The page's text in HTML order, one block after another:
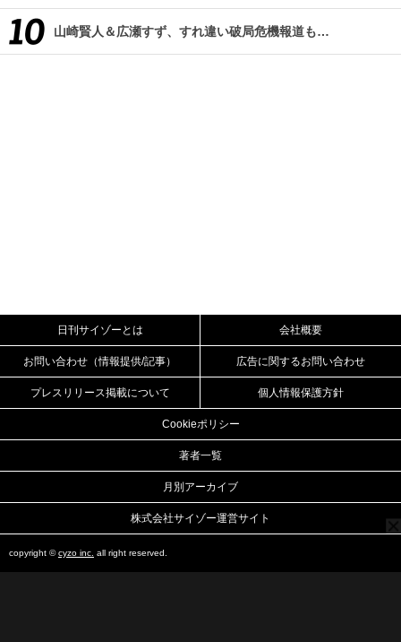
山崎賢人＆広瀬すず、すれ違い破局危機報道も…
日刊サイゾーとは 会社概要
お問い合わせ（情報提供/記事） 広告に関するお問い合わせ
プレスリリース掲載について 個人情報保護方針
Cookieポリシー
著者一覧
月別アーカイブ
株式会社サイゾー運営サイト
copyright ©cyzo inc. all right reserved.